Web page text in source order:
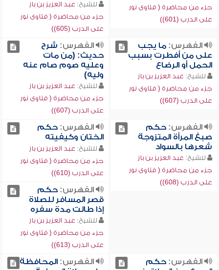
جزء من محاضرة ( فتاوى نور
على الدرب (601))
للشيخ: عبد العزيز بن باز
جزء من محاضرة ( فتاوى نور
على الدرب (605))
الفهرس:ما يجب
على من أفطرت بسبب
الحمل أو الرضاع
للشيخ: عبد العزيز بن باز
جزء من محاضرة ( فتاوى نور
على الدرب (607))
الفهرس: شرح
حديث: (من مات
وعليه صوم صام عنه
وليه)
للشيخ: عبد العزيز بن باز
جزء من محاضرة ( فتاوى نور
على الدرب (607))
الفهرس:حكم
صبغ المرأة المتزوجة
شعرها بالسواد
للشيخ: عبد العزيز بن باز
جزء من محاضرة ( فتاوى نور
على الدرب (608))
الفهرس:حكم
الختان وكيفيته
للشيخ: عبد العزيز بن باز
جزء من محاضرة ( فتاوى نور
على الدرب (610))
الفهرس:حكم
قصر المسافر للصلاة
إذا طالت مدة سفره
للشيخ: عبد العزيز بن باز
جزء من محاضرة ( فتاوى نور
على الدرب (613))
الفهرس:حكم
الفهرس:المحافظة